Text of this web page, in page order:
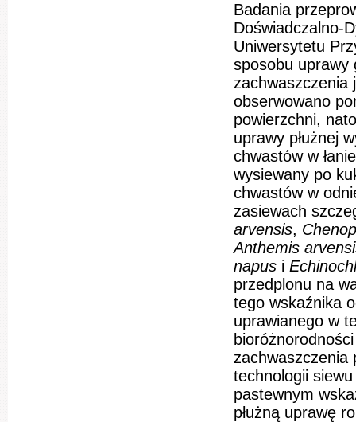
Badania
Doświadczalno-
Uniwersytetu
sposobu uprawy
zachwaszczenia
obserwowano
powierzchni,
uprawy płużnej
chwastów w
wysiewany po
chwastów w
zasiewach
arvensis,
Anthemis
napus i
przedplonu na
tego wskaźnika
uprawianego w
zachwaszczenia
technologii
pastewnym
płużną uprawę